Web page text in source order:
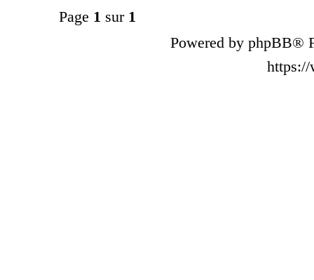
Page 1 sur 1
Powered by phpBB®
https://